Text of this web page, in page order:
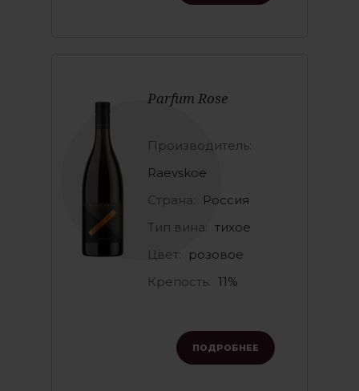
Parfum Rose
Производитель:
Raevskoe
Страна:
Россия
Тип вина: тихое
Цвет:
розовое
Крепость: 11%
ПОДРОБНЕЕ